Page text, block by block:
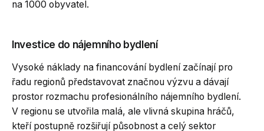
na 1000 obyvatel.
Investice do nájemního bydlení
Vysoké náklady na financování bydlení začínají pro
řadu regionů představovat značnou výzvu a dávají
prostor rozmachu profesionálního nájemního bydlení.
V regionu se utvořila malá, ale vlivná skupina hráčů,
kteří postupně rozšiřují působnost a celý sektor